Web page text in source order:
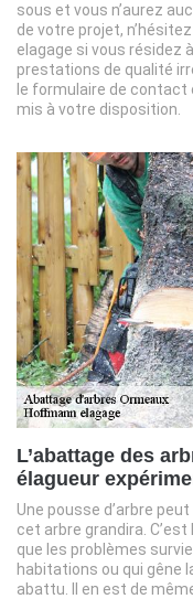
sous et vous n’aurez
de votre projet,
elagage si vous résidez
prestations de qualité
le formulaire de
mis à votre disposition.
L’abattage des
élagueur
Une pousse d’arbre
cet arbre grandira.
que les problèmes
habitations ou qui gêne
abattu. Il en est de